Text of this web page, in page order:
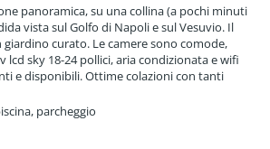
panoramica, su una collina (a pochi minuti
vista sul Golfo di Napoli e sul Vesuvio. Il
curato. Le camere sono comode,
sky 18-24 pollici, aria condizionata e wifi
e disponibili. Ottime colazioni con tanti
parcheggio